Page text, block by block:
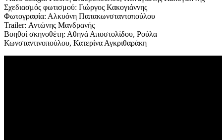
Σχεδιασμός φωτισμού: Γιώργος Κακογιάννης
Φωτογραφία: Αλκυόνη Παπακωνσταντοπούλου
Trailer: Αντώνης Μανδρανής
Βοηθοί σκηνοθέτη: Αθηνά Αποστολίδου, Ρούλα
Κωνσταντινοπούλου, Κατερίνα Αγκριθαράκη